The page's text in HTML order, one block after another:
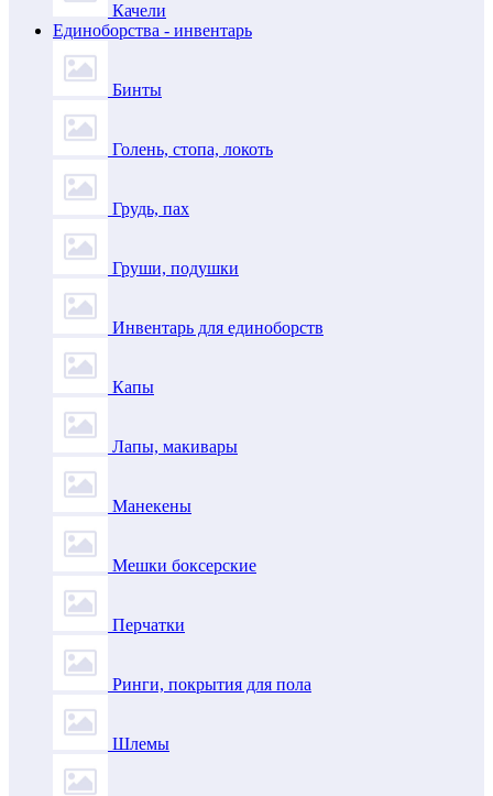
Качели
Единоборства - инвентарь
Бинты
Голень, стопа, локоть
Грудь, пах
Груши, подушки
Инвентарь для единоборств
Капы
Лапы, макивары
Манекены
Мешки боксерские
Перчатки
Ринги, покрытия для пола
Шлемы